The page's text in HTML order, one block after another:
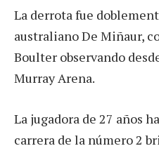
La derrota fue
australiano De Miñaur,
Boulter observando
Murray Arena.
La jugadora de 27 años
carrera de la número 2